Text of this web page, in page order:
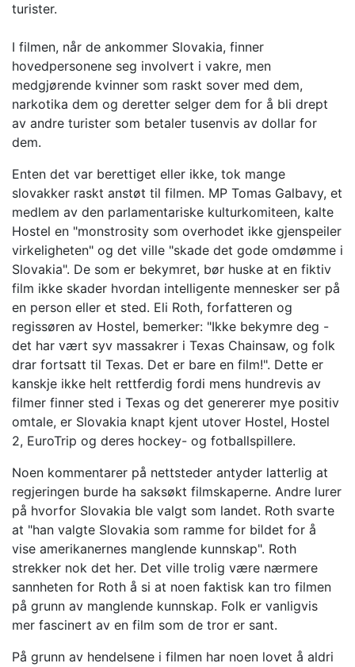
turister.
I filmen, når de ankommer Slovakia, finner
hovedpersonene seg involvert i vakre, men
medgjørende kvinner som raskt sover med dem,
narkotika dem og deretter selger dem for å bli drept
av andre turister som betaler tusenvis av dollar for
dem.
Enten det var berettiget eller ikke, tok mange
slovakker raskt anstøt til filmen. MP Tomas Galbavy, et
medlem av den parlamentariske kulturkomiteen, kalte
Hostel en "monstrosity som overhodet ikke gjenspeiler
virkeligheten" og det ville "skade det gode omdømme i
Slovakia". De som er bekymret, bør huske at en fiktiv
film ikke skader hvordan intelligente mennesker ser på
en person eller et sted. Eli Roth, forfatteren og
regissøren av Hostel, bemerker: "Ikke bekymre deg -
det har vært syv massakrer i Texas Chainsaw, og folk
drar fortsatt til Texas. Det er bare en film!". Dette er
kanskje ikke helt rettferdig fordi mens hundrevis av
filmer finner sted i Texas og det genererer mye positiv
omtale, er Slovakia knapt kjent utover Hostel, Hostel
2, EuroTrip og deres hockey- og fotballspillere.
Noen kommentarer på nettsteder antyder latterlig at
regjeringen burde ha saksøkt filmskaperne. Andre lurer
på hvorfor Slovakia ble valgt som landet. Roth svarte
at "han valgte Slovakia som ramme for bildet for å
vise amerikanernes manglende kunnskap". Roth
strekker nok det her. Det ville trolig være nærmere
sannheten for Roth å si at noen faktisk kan tro filmen
på grunn av manglende kunnskap. Folk er vanligvis
mer fascinert av en film som de tror er sant.
På grunn av hendelsene i filmen har noen lovet å aldri